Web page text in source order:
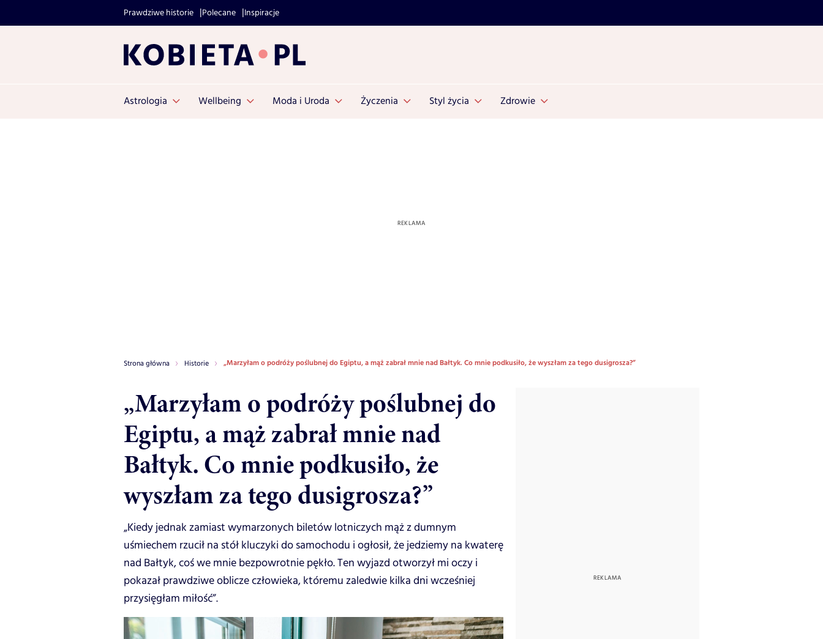
Prawdziwe historie Polecane Inspiracje
Astrologia Wellbeing Moda i Uroda Życzenia Styl życia Zdrowie
Strona główna Historie „Marzyłam o podróży poślubnej do Egiptu, a mąż zabrał mnie nad Bałtyk. Co mnie podkusiło, że wyszłam za tego dusigrosza?”
„Marzyłam o podróży poślubnej do
Egiptu, a mąż zabrał mnie nad
Bałtyk. Co mnie podkusiło, że
wyszłam za tego dusigrosza?”
„Kiedy jednak zamiast wymarzonych biletów lotniczych mąż z dumnym
uśmiechem rzucił na stół kluczyki do samochodu i ogłosił, że jedziemy na kwaterę
nad Bałtyk, coś we mnie bezpowrotnie pękło. Ten wyjazd otworzył mi oczy i
pokazał prawdziwe oblicze człowieka, któremu zaledwie kilka dni wcześniej
przysięgłam miłość”.